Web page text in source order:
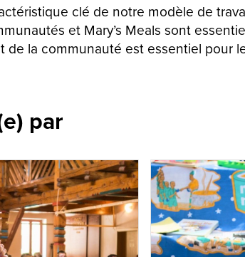
clé de notre modèle de
et Mary’s Meals sont
la communauté est essentiel pour
par